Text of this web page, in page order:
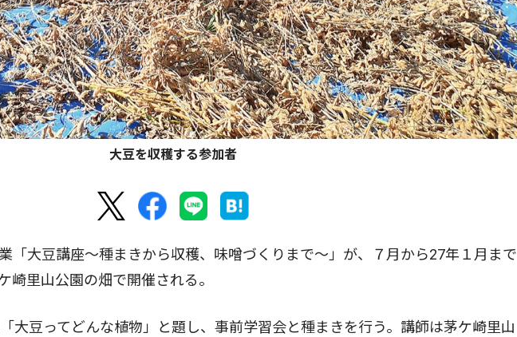
大豆を収穫する参加者
「大豆講座〜種まきから収穫、味噌づくりまで〜」が、７月から27年１月まで
崎里山公園の畑で開催される。
大豆ってどんな植物」と題し、事前学習会と種まきを行う。講師は茅ケ崎里山